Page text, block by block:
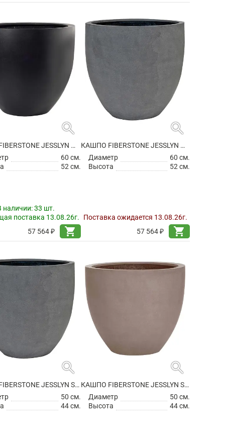
search
КАШПО FIBERSTONE JESSLYN M BLACK
60 см.
52 см.
наличии:33 шт.
поставка 13.08.26г.
57 564 ₽
shopping_cart
search
КАШПО FIBERSTONE JESSLYN M GREY
Диаметр
60 см.
Высота
52 см.
Поставка ожидается 13.08.26г.
57 564 ₽
shopping_cart
search
КАШПО FIBERSTONE JESSLYN S GREY
50 см.
44 см.
search
КАШПО FIBERSTONE JESSLYN S, TAUPE
Диаметр
50 см.
Высота
44 см.